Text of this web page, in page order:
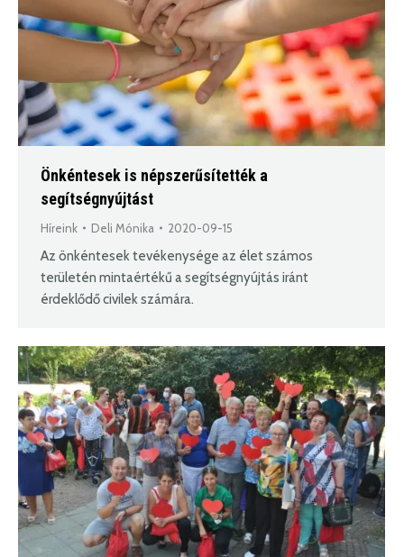
Önkéntesek is népszerűsítették a
segítségnyújtást
Híreink Deli Mónika 2020-09-15
Az önkéntesek tevékenysége az élet számos
területén mintaértékű a segítségnyújtás iránt
érdeklődő civilek számára.